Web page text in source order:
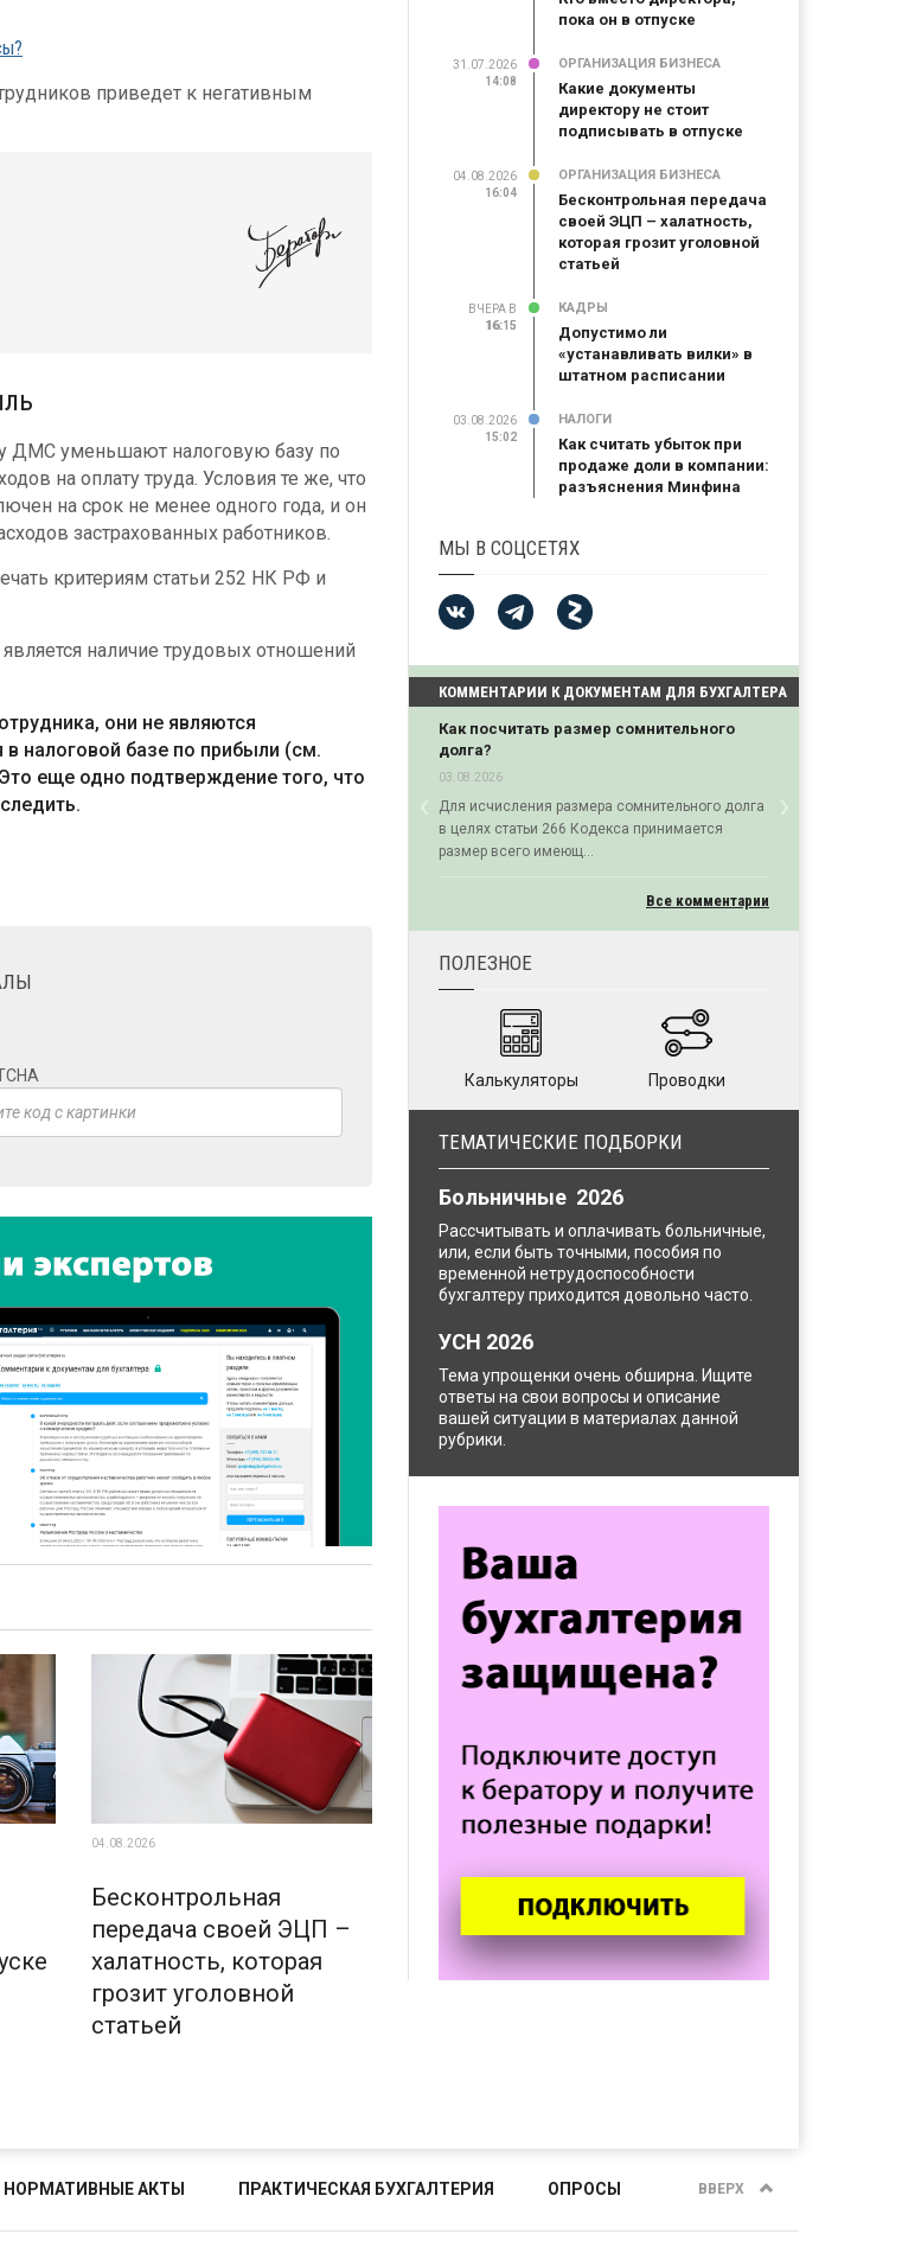
приведет к негативным
ДМС уменьшают налоговую базу по
на оплату труда. Условия те же, что
на срок не менее одного года, и он
застрахованных работников.
критериям статьи 252 НК РФ и
наличие трудовых отношений
они не являются
налоговой базе по прибыли (см.
еще одно подтверждение того, что
04.08.2026
Бесконтрольная
передача своей ЭЦП –
халатность, которая
грозит уголовной
статьей
пока он в отпуске
31.07.2026
14:08
ОРГАНИЗАЦИЯ БИЗНЕСА
Какие документы
директору не стоит
подписывать в отпуске
04.08.2026
16:04
ОРГАНИЗАЦИЯ БИЗНЕСА
Бесконтрольная передача
своей ЭЦП – халатность,
которая грозит уголовной
статьей
ВЧЕРА В
16:15
16:15
КАДРЫ
Допустимо ли
«устанавливать вилки» в
штатном расписании
03.08.2026
15:02
НАЛОГИ
Как считать убыток при
продаже доли в компании:
разъяснения Минфина
МЫ В СОЦСЕТЯХ
КОММЕНТАРИИ К ДОКУМЕНТАМ ДЛЯ БУХГАЛТЕРА
Как посчитать размер сомнительного
долга?
03.08.2026
Для исчисления размера сомнительного долга
в целях статьи 266 Кодекса принимается
размер всего имеющ...
‹Previous ›Next
Все комментарии
ПОЛЕЗНОЕ
Калькуляторы Проводки
ТЕМАТИЧЕСКИЕ ПОДБОРКИ
Больничные 2026
Рассчитывать и оплачивать больничные,
или, если быть точными, пособия по
временной нетрудоспособности
бухгалтеру приходится довольно часто.
УСН 2026
Тема упрощенки очень обширна. Ищите
ответы на свои вопросы и описание
вашей ситуации в материалах данной
рубрики.
НОРМАТИВНЫЕ АКТЫ ПРАКТИЧЕСКАЯ БУХГАЛТЕРИЯ ОПРОСЫ ВВЕРХ